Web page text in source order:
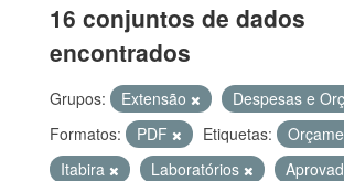
16 conjuntos de dados
encontrados
Grupos: Extensão
Despesas e
Formatos:
PDF Etiquetas:
Itabira
Laboratórios